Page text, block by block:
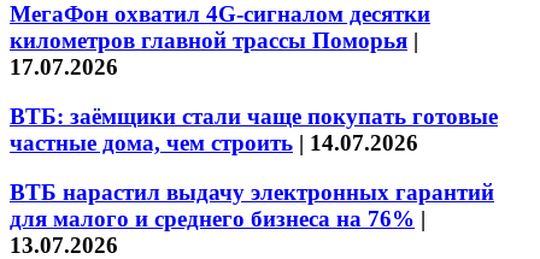
МегаФон охватил 4G-сигналом десятки
километров главной трассы Поморья |
17.07.2026
ВТБ: заёмщики стали чаще покупать готовые
частные дома, чем строить | 14.07.2026
ВТБ нарастил выдачу электронных гарантий
для малого и среднего бизнеса на 76% |
13.07.2026